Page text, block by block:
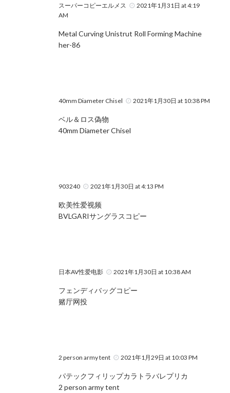
スーパーコピーエルメス
2021年1月31日 at 4:19
AM
Metal Curving Unistrut Roll Forming Machine
her-86
40mm Diameter Chisel 2021年1月30日 at 10:38 PM
ベル＆ロス偽物
40mm Diameter Chisel
903240 2021年1月30日 at 4:13 PM
欧美性爱视频
BVLGARIサングラスコピー
日本AV性爱电影 2021年1月30日 at 10:38 AM
フェンディバッグコピー
赌厅网投
2 person army tent 2021年1月29日 at 10:03 PM
パテックフィリップカラトラバレプリカ
2 person army tent